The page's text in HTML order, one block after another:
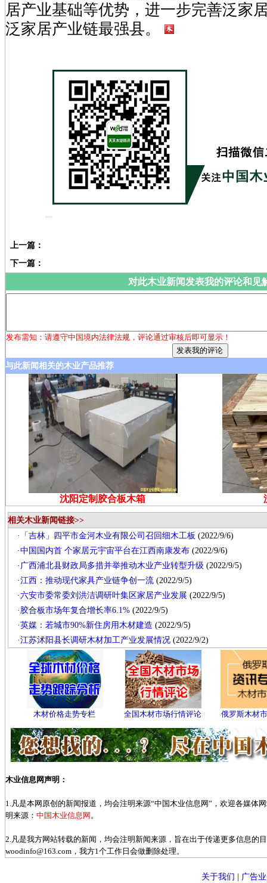
居产业基础等优势，进一步完善泛家
泛家居产业链最强县。
上一篇：
下一篇：
对此木业新闻发表我的评论和见
发布需知：请遵守中国境内法律法规，评论通过审核后即可显示！
与此新闻相关的木业产品推荐
沈阳定制胶合板木箱
相关木业新闻链接>>
·
「吉林」四平市金河木业有限公司召回细木工板 (2022/9/6)
·中国国内首 个家居元宇宙平台在江西南康发布 (2022/9/6)
· 广西浦北县财政局多措并举推动木业产业转型升级 (2022/9/5)
·江西：推动现代家具产业链争创一流 (2022/9/5)
·六安市委常委刘洪洁调研叶集区家居产业发展 (2022/9/5)
· 胶合板市场年复合增长率6.1% (2022/9/5)
·英媒：若城市90%新住房用木材建造 (2022/9/5)
·江苏沭阳县长调研木材加工产业发展情况 (2022/9/2)
木材价格走势专栏 全国木材市场行情评论 俄罗斯木材
木业信息网声明：
1.凡是本网原创的新闻报道，均会注明来源“中国木业信息网”，欢迎各媒体
明来源： 中国木业信息网 。
2.凡是我方网站转载的新闻，均会注明新闻来源，旨在出于传递更多信息的
woodinfo@163.com，我方1个工作日会做删除处理。
关于我们 广告